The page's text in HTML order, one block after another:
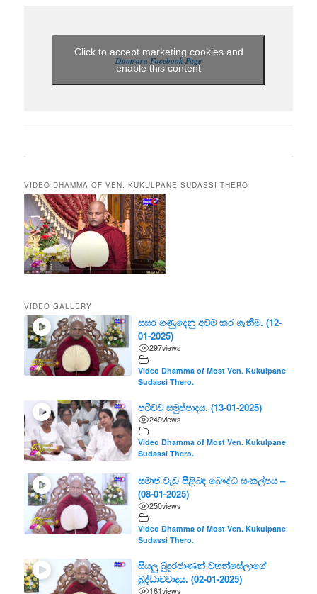
Damsara Facebook Page
Click to accept marketing cookies and
enable this content
VIDEO DHAMMA OF VEN. KUKULPANE SUDASSI THERO
VIDEO GALLERY
සසර ගණුදෙනු අවම කර ගැනීම. (12-
01-2025)
297views
Video Dhamma of Most Ven. Kukulpane
Sudassi Thero.
පටිච්ච සමුප්පාදය. (13-01-2025)
249views
Video Dhamma of Most Ven. Kukulpane
Sudassi Thero.
සමාජ වැඩ පිළිබඳ බෞද්ධ සංකල්පය –
(08-01-2025)
250views
Video Dhamma of Most Ven. Kukulpane
Sudassi Thero.
සියලු බුදුරජාණන් වහන්සේලාගේ
බුද්ධාවවාදය. (02-01-2025)
161views